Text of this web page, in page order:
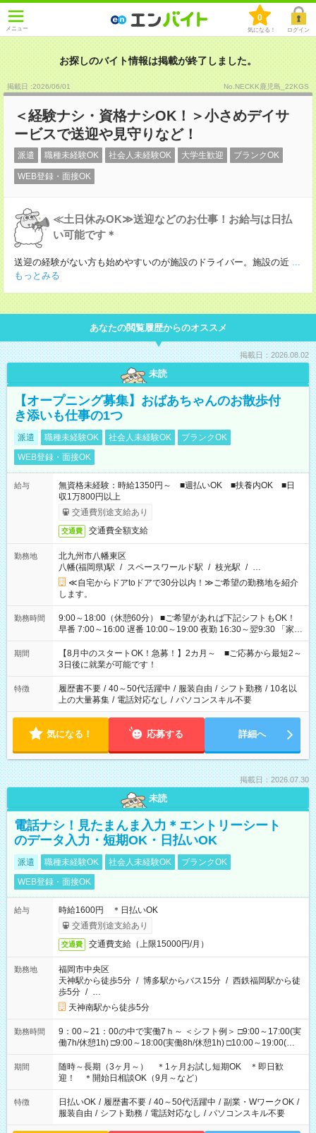
メニュー
0
気になる！ ログイン
お探しのバイト情報は掲載が終了しました。
掲載日 :2026/06/01 No.NECKK鹿児島_22KGS
＜経験ナシ・資格ナシOK！＞小さめデイサ
ービスで送迎や見守りなど！
派遣 職種未経験OK 社会人未経験OK 大学生歓迎 ブランクOK
WEB登録・面接OK
≪土日休みOK≫送迎などのお仕事！お給与は日払
い可能です＊
送迎の経験がない方も始めやすいのが施設のドライバー。施設の近 ...
もっとみる
あなたの閲覧履歴からのオススメ
掲載日：2026.08.02
未読
【オープニング募集】おばあちゃんのお散歩付
き添いも仕事の1つ
派遣 職種未経験OK 社会人未経験OK
ブランクOK
WEB登録・面接OK
給与
無資格未経験：時給1350円～ ■週払いOK ■扶養内OK ■日
収1万800円以上
交通費別途支給あり
交通費 交通費全額支給
勤務地
北九州市八幡東区
八幡(福岡県)駅 / スペースワールド駅 / 枝光駅 / …
≪自宅からドアtoドアで30分以内！≫ご希望の勤務地を紹介
します。
勤務時間
9:00～18:00（休憩60分） ■ご希望があれば下記シフトもOK！
早番 7:00～16:00 遅番 10:00～19:00 夜勤 16:30～翌9:30 「家族
と休みを合わせたい」 「余裕を持って夕飯の準備がしたい」
「できれば残業はしたくない」 など、ご希望を教えてください
ね。 ※Wワーク希望の方へ 今ご覧のお仕事で希望する勤務時間
と、もう1つのお仕事の勤務時間。 合計で週40時間を超える場
合は応募できません。
期間
【8月中のスタートOK！急募！】2カ月～ ■ご応募から最短2～
3日後に就業が可能です！
特徴 履歴書不要 / 40～50代活躍中 / 服装自由 / シフト勤務 / 10名以
上の大量募集 / 電話対応なし / パソコンスキル不要
気になる！ 応募する 詳細へ
掲載日：2026.07.30
未読
電話ナシ！見たまんま入力＊エントリーシート
のデータ入力・短期OK・日払いOK
派遣 職種未経験OK 社会人未経験OK
ブランクOK
WEB登録・面接OK
給与
時給1600円 ＊日払いOK
交通費別途支給あり
交通費 交通費支給（上限15000円/月）
勤務地
福岡市中央区
天神駅から徒歩5分 / 博多駅からバス15分 / 西鉄福岡駅から徒
歩5分 / …
天神南駅から徒歩5分
勤務時間
9：00～21：00の中で実働7ｈ～ ＜シフト例＞ □9:00～17:00(実
働7h/休憩1h) □9:00～18:00(実働8h/休憩1h) □10:00～19:00(実
働8h/休憩1h) □11:00～20:00(実働8h/休憩1h) □12:00～20:00(実
働7h/休憩1h) □12:00～21:00(実働7h/休憩1h) ＊固定OK ＊選べ
る時間帯！
期間
随時～長期（3ヶ月～） ＊1ヶ月お試し短期OK ＊即日歓
迎！ ＊開始日相談OK（9月～など）
特徴 日払いOK / 履歴書不要 / 40～50代活躍中 / 副業・WワークOK /
服装自由 / シフト勤務 / 電話対応なし / パソコンスキル不要